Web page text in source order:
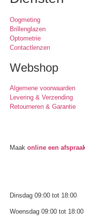
Oogmeting
Brillenglazen
Optometrie
Contactlenzen
Webshop
Algemene voorwaarden
Levering & Verzending
Retourneren & Garantie
Maak online een
Dinsdag 09:00 tot 18:00
Woensdag 09:00 tot 18:00